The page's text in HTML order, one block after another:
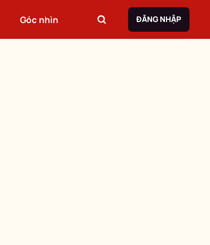
Góc nhìn ĐĂNG NHẬP